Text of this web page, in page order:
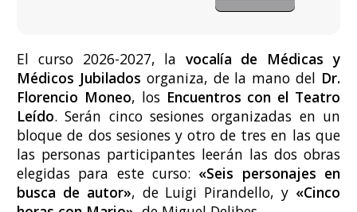
El curso 2026-2027, la vocalía de Médicas y
Médicos Jubilados organiza, de la mano del Dr.
Florencio Moneo, los Encuentros con el Teatro
Leído. Serán cinco sesiones organizadas en un
bloque de dos sesiones y otro de tres en las que
las personas participantes leerán las dos obras
elegidas para este curso: «Seis personajes en
busca de autor», de Luigi Pirandello, y «Cinco